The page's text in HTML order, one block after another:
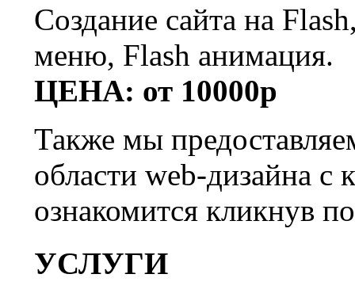
Создание сайта на
меню, Flash анимация.
ЦЕНА: от 10000р
Также мы
области web-дизайна
ознакомится кликнув
УСЛУГИ